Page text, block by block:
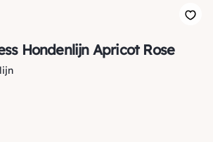
Hondenlijn Apricot Rose